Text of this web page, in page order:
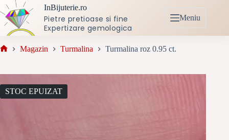
Sari
la
conținut
InBijuterie.ro
Pietre pretioase si fine
Expertizare gemologica
Meniu
Magazin Turmalina Turmalina roz 0.95 ct.
STOC EPUIZAT